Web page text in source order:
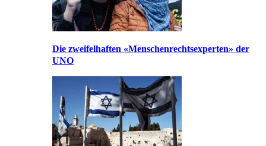
Die zweifelhaften «Menschenrechtsexperten» der
UNO